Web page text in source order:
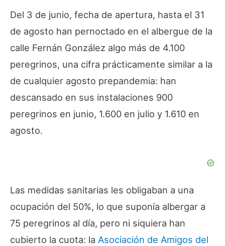
Del 3 de junio, fecha de apertura, hasta el 31
de agosto han pernoctado en el albergue de la
calle Fernán González algo más de 4.100
peregrinos, una cifra prácticamente similar a la
de cualquier agosto prepandemia: han
descansado en sus instalaciones 900
peregrinos en junio, 1.600 en julio y 1.610 en
agosto.
Las medidas sanitarias les obligaban a una
ocupación del 50%, lo que suponía albergar a
75 peregrinos al día, pero ni siquiera han
cubierto la cuota: la Asociación de Amigos del